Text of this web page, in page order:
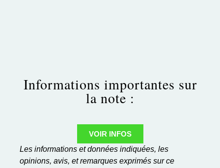
Informations importantes sur
la note :
VOIR INFOS
Les informations et données indiquées, les
opinions, avis, et remarques exprimés sur ce